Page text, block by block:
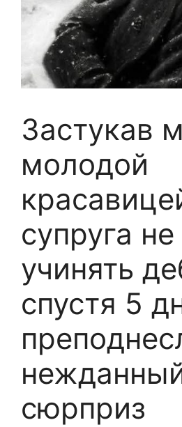
Застукав
молодой
супруга
учинять
спустя 5
сюрприз